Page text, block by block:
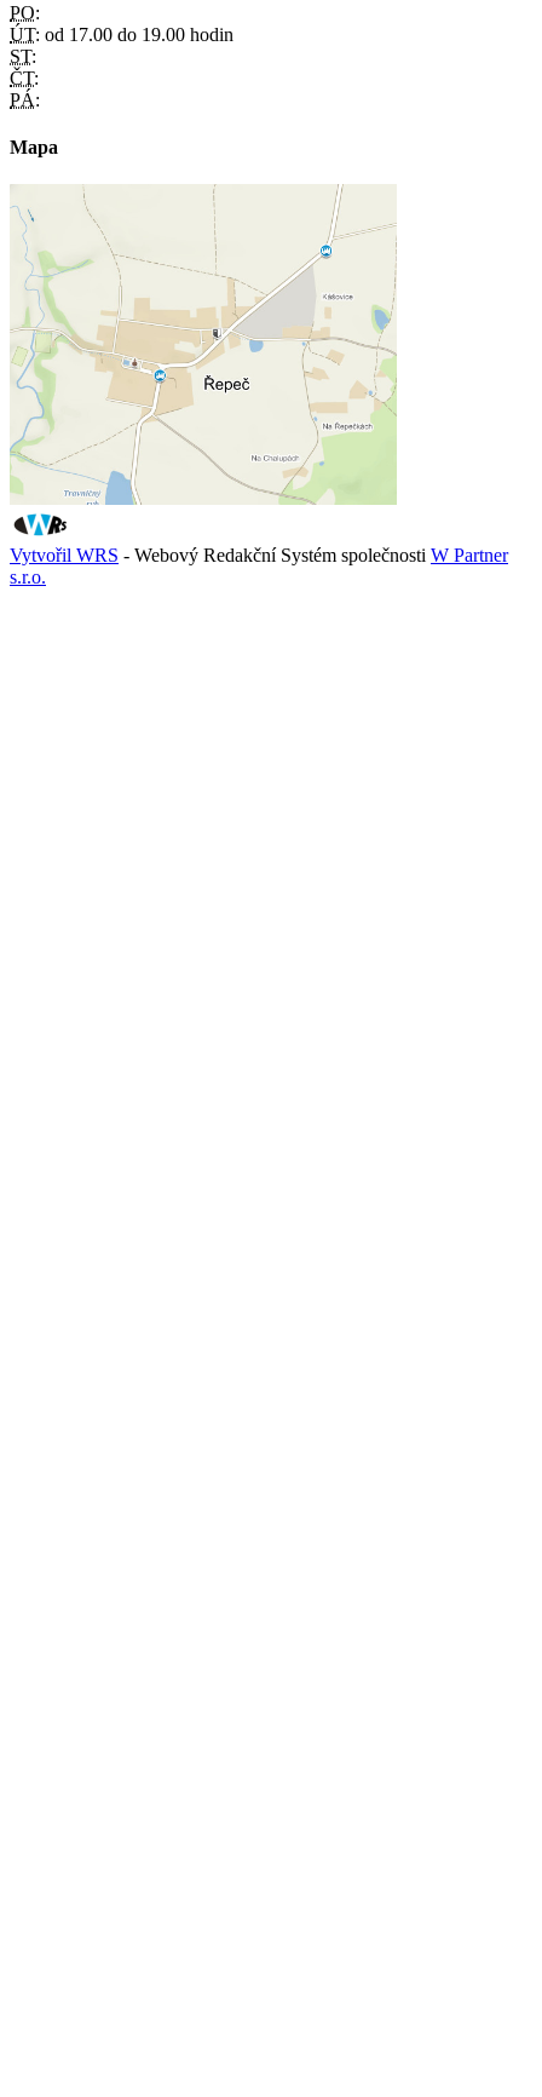
PO:
ÚT: od 17.00 do 19.00 hodin
ST:
ČT:
PÁ:
Mapa
Vytvořil WRS - Webový Redakční Systém společnosti W Partner
s.r.o.